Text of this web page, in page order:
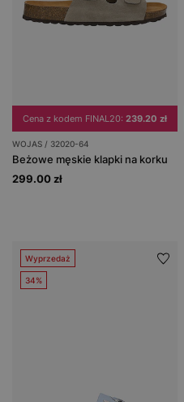
Cena z kodem FINAL20: 239.20 zł
WOJAS / 32020-64
Beżowe męskie klapki na korku
299.00 zł
Wyprzedaż
34%